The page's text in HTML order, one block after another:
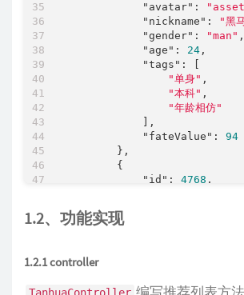
"avatar" :
"nickname" : "黑
"gender" : "man" ,
"age" : 24 ,
"tags" : [
"单身" ,
"本科" ,
"年龄相仿"
            ],
"fateValue" : 94
        },
        {
"id" : 4768 ,
1.2、功能实现
1.2.1 controller